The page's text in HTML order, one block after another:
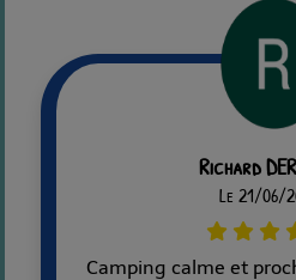
Richard
Le 21/06/
Camping calme et